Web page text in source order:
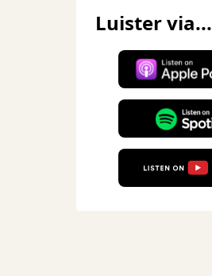
Luister via...